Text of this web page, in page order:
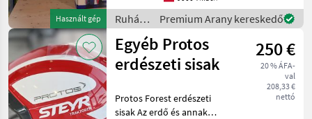
Használt gép
Reißfest, Abnutzung- und
Abriebs
Ruházat
/
Husqvarna
Premium Arany kereskedő
Egyéb Protos
erdészeti sisak
250 €
20 % ÁFA-
val
208,33 €
nettó
Protos Forest erdészeti
sisak Az erdő és annak